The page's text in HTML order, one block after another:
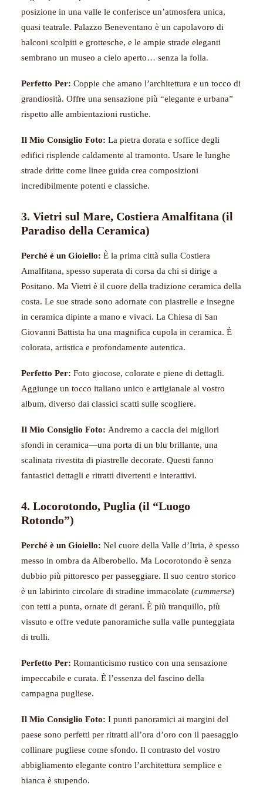
posizione in una valle le conferisce un’atmosfera unica,
quasi teatrale. Palazzo Beneventano è un capolavoro di
balconi scolpiti e grottesche, e le ampie strade eleganti
sembrano un museo a cielo aperto… senza la folla.
Perfetto Per: Coppie che amano l’architettura e un tocco di
grandiosità. Offre una sensazione più “elegante e urbana”
rispetto alle ambientazioni rustiche.
Il Mio Consiglio Foto: La pietra dorata e soffice degli
edifici risplende caldamente al tramonto. Usare le lunghe
strade dritte come linee guida crea composizioni
incredibilmente potenti e classiche.
3. Vietri sul Mare, Costiera Amalfitana (il
Paradiso della Ceramica)
Perché è un Gioiello: È la prima città sulla Costiera
Amalfitana, spesso superata di corsa da chi si dirige a
Positano. Ma Vietri è il cuore della tradizione ceramica della
costa. Le sue strade sono adornate con piastrelle e insegne
in ceramica dipinte a mano e vivaci. La Chiesa di San
Giovanni Battista ha una magnifica cupola in ceramica. È
colorata, artistica e profondamente autentica.
Perfetto Per: Foto giocose, colorate e piene di dettagli.
Aggiunge un tocco italiano unico e artigianale al vostro
album, diverso dai classici scatti sulle scogliere.
Il Mio Consiglio Foto: Andremo a caccia dei migliori
sfondi in ceramica—una porta di un blu brillante, una
scalinata rivestita di piastrelle decorate. Questi fanno
fantastici dettagli e ritratti divertenti e interattivi.
4. Locorotondo, Puglia (il “Luogo
Rotondo”)
Perché è un Gioiello: Nel cuore della Valle d’Itria, è spesso
messo in ombra da Alberobello. Ma Locorotondo è senza
dubbio più pittoresco per passeggiare. Il suo centro storico
è un labirinto circolare di stradine immacolate (cummerse)
con tetti a punta, ornate di gerani. È più tranquillo, più
vissuto e offre vedute panoramiche sulla valle punteggiata
di trulli.
Perfetto Per: Romanticismo rustico con una sensazione
impeccabile e curata. È l’essenza del fascino della
campagna pugliese.
Il Mio Consiglio Foto: I punti panoramici ai margini del
paese sono perfetti per ritratti all’ora d’oro con il paesaggio
collinare pugliese come sfondo. Il contrasto del vostro
abbigliamento elegante contro l’architettura semplice e
bianca è stupendo.